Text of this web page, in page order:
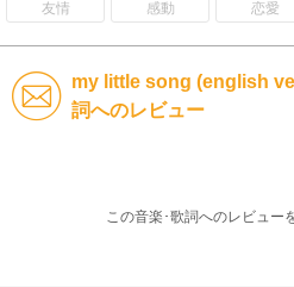
友情 感動 恋愛
my little song (english
詞へのレビュー
この音楽･歌詞へのレビュー